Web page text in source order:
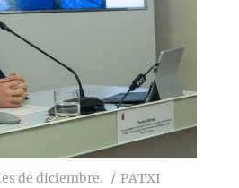
de diciembre.
PATXI